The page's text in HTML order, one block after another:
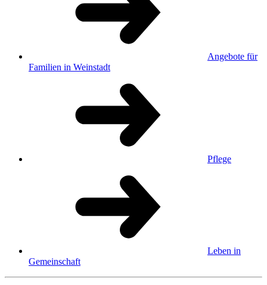
Angebote für
Familien in Weinstadt
Pflege
Leben in
Gemeinschaft